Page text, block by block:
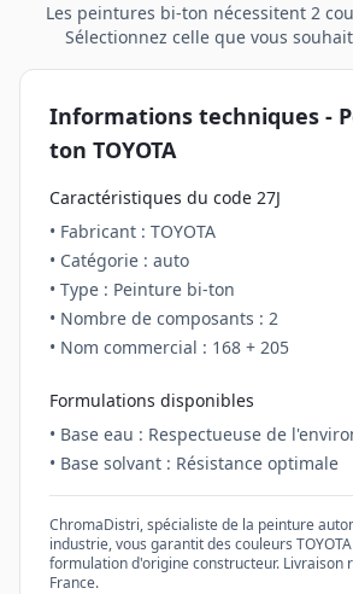
Les peintures bi-ton nécessitent 2
Sélectionnez celle que vous
Informations techniques -
ton TOYOTA
Caractéristiques du code 27J
• Fabricant : TOYOTA
• Catégorie : auto
• Type : Peinture bi-ton
• Nombre de composants : 2
• Nom commercial : 168 + 205
Formulations disponibles
• Base eau : Respectueuse de
• Base solvant : Résistance optimale
ChromaDistri, spécialiste de la peinture
industrie, vous garantit des couleurs TOYOTA
formulation d'origine constructeur. Livraison
France.